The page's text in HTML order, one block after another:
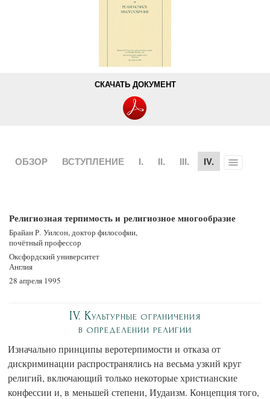
СКАЧАТЬ ДОКУМЕНТ
ОБЗОР ВСТУПЛЕНИЕ I. II. III. IV. Toggle
Религиозная терпимость и религиозное многообразие
Брайан Р. Уилсон, доктор философии,
почётный профессор
Оксфордский университет
Англия
28 апреля 1995
IV. Культурные ограничения
в определении религии
Изначально принципы веротерпимости и отказа от
дискриминации распространялись на весьма узкий круг
религий, включающий только некоторые христианские
конфессии и, в меньшей степени, Иудаизм. Концепция того,